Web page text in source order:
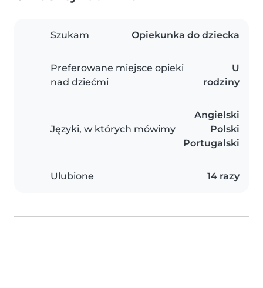
Szukam Opiekunka do dziecka
Preferowane miejsce opieki
nad dziećmi
U
rodziny
Języki, w których mówimy
Angielski
Polski
Portugalski
Ulubione 14 razy